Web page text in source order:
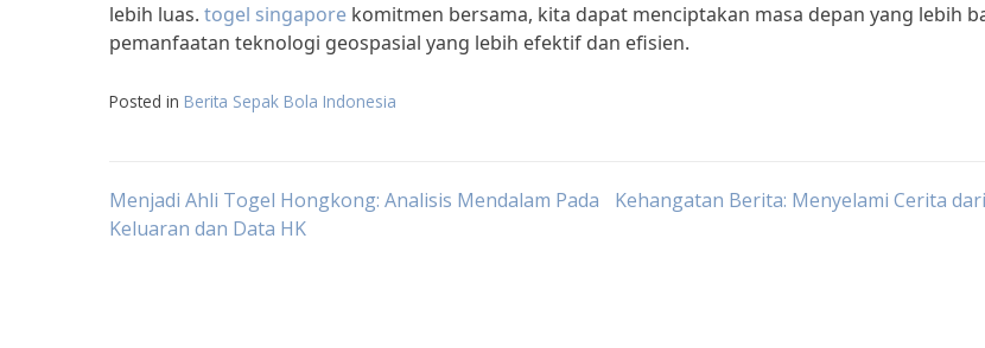
lebih luas. togel singapore komitmen bersama, kita dapat menciptakan masa depan yang lebih
pemanfaatan teknologi geospasial yang lebih efektif dan efisien.
Posted in Berita Sepak Bola Indonesia
Post
Menjadi Ahli Togel Hongkong: Analisis Mendalam Pada
Keluaran dan Data HK
Kehangatan Berita: Menyelami Cerita